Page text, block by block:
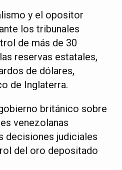
y el opositor
los tribunales
de más de 30
reservas estatales,
de dólares,
de Inglaterra.
británico sobre
venezolanas
decisiones judiciales
del oro depositado